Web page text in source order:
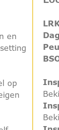
en
op